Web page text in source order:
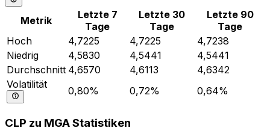
Metrik
Letzte 7
Tage
Letzte 30
Tage
Letzte 90
Tage
Hoch
4,7225 4,7225
4,7238
Niedrig
4,5830 4,5441
4,5441
Durchschnitt 4,6570 4,6113
4,6342
Volatilität
0,80% 0,72% 0,64%
CLP zu MGA Statistiken